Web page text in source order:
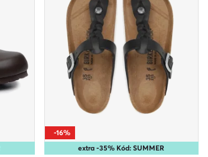
extra -35% Kód: SUMMER
-16%